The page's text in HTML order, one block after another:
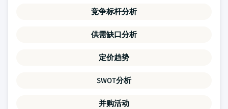
竞争标杆分析
供需缺口分析
定价趋势
SWOT分析
并购活动